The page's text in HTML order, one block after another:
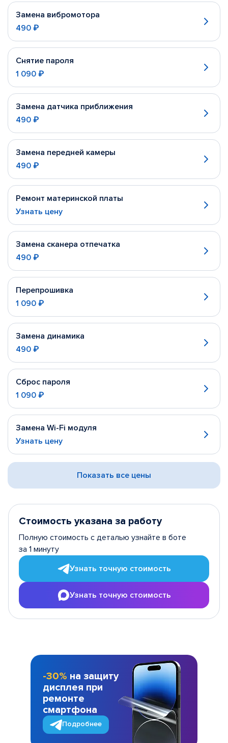
Замена вибромотора
490 ₽
Снятие пароля
1 090 ₽
Замена датчика приближения
490 ₽
Замена передней камеры
490 ₽
Ремонт материнской платы
Узнать цену
Замена сканера отпечатка
490 ₽
Перепрошивка
1 090 ₽
Замена динамика
490 ₽
Сброс пароля
1 090 ₽
Замена Wi-Fi модуля
Узнать цену
Показать все цены
Стоимость указана за работу
Полную стоимость с деталью узнайте в боте
за 1 минуту
Узнать точную стоимость
Узнать точную стоимость
-30% на защиту
дисплея при
ремонте
смартфона
Подробнее